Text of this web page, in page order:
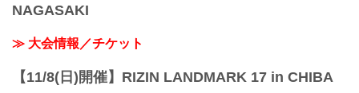
NAGASAKI
≫ 大会情報／チケット
【11/8(日)開催】RIZIN LANDMARK 17 in CHIBA